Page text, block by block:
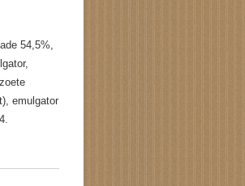
54,5%,
emulgator